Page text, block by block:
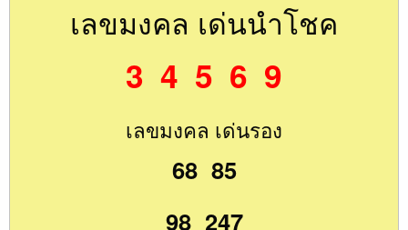
เลขมงคล เด่นนำโชค
3 4 5 6 9
เลขมงคล เด่นรอง
68 85
98 247